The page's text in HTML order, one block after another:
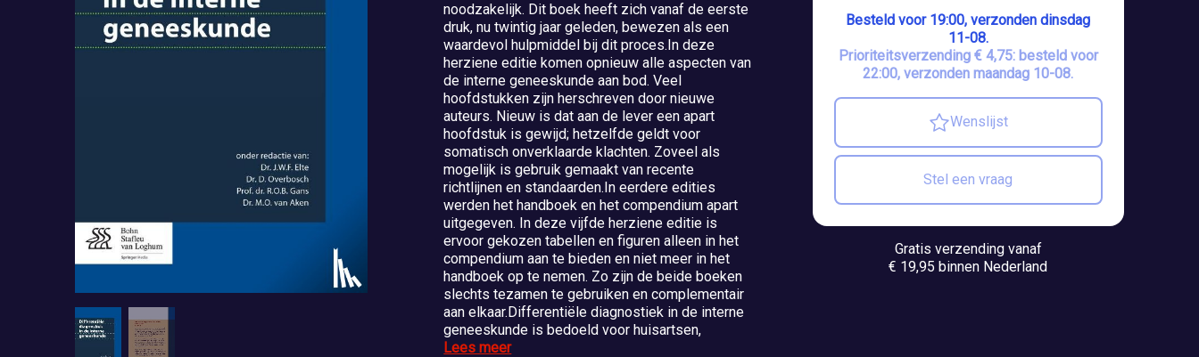
noodzakelijk. Dit boek heeft zich vanaf de eerste
druk, nu twintig jaar geleden, bewezen als een
waardevol hulpmiddel bij dit proces.In deze
herziene editie komen opnieuw alle aspecten van
de interne geneeskunde aan bod. Veel
hoofdstukken zijn herschreven door nieuwe
auteurs. Nieuw is dat aan de lever een apart
hoofdstuk is gewijd; hetzelfde geldt voor
somatisch onverklaarde klachten. Zoveel als
mogelijk is gebruik gemaakt van recente
richtlijnen en standaarden.In eerdere edities
werden het handboek en het compendium apart
uitgegeven. In deze vijfde herziene editie is
ervoor gekozen tabellen en figuren alleen in het
compendium aan te bieden en niet meer in het
handboek op te nemen. Zo zijn de beide boeken
slechts tezamen te gebruiken en complementair
aan elkaar.Differentiële diagnostiek in de interne
geneeskunde is bedoeld voor huisartsen,
Lees meer
Besteld voor 19:00, verzonden dinsdag
11-08.
Prioriteitsverzending € 4,75: besteld voor
22:00, verzonden maandag 10-08.
Wenslijst
Stel een vraag
Gratis verzending vanaf
€ 19,95 binnen Nederland